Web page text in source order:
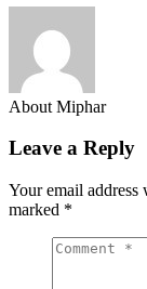
About Miphar
Leave a Reply
Your email
marked *